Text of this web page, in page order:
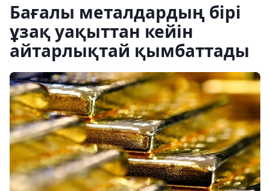
Бағалы металдардың бірі
ұзақ уақыттан кейін
айтарлықтай қымбаттады